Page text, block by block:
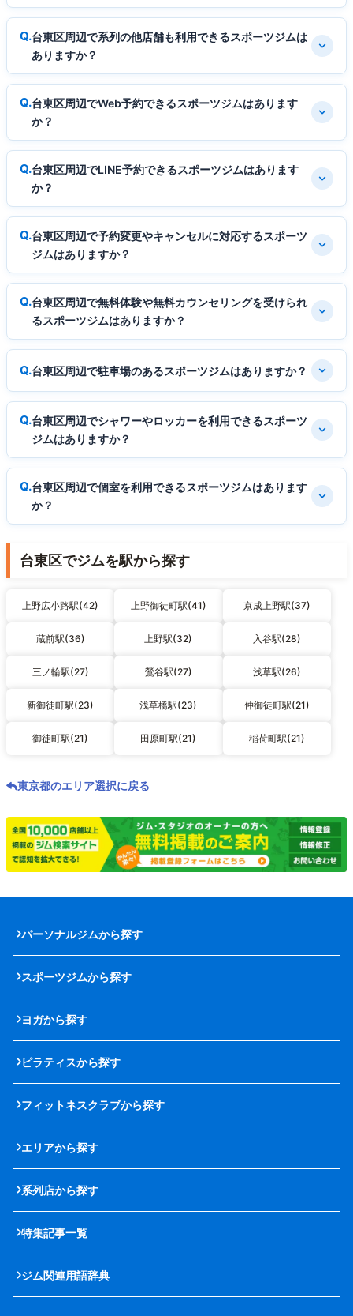
台東区周辺で系列の他店舗も利用できるスポーツジムは
ありますか？
台東区周辺でWeb予約できるスポーツジムはあります
か？
台東区周辺でLINE予約できるスポーツジムはあります
か？
台東区周辺で予約変更やキャンセルに対応するスポーツ
ジムはありますか？
台東区周辺で無料体験や無料カウンセリングを受けられ
るスポーツジムはありますか？
台東区周辺で駐車場のあるスポーツジムはありますか？
台東区周辺でシャワーやロッカーを利用できるスポーツ
ジムはありますか？
台東区周辺で個室を利用できるスポーツジムはあります
か？
台東区でジムを駅から探す
上野広小路駅(42) 上野御徒町駅(41) 京成上野駅(37)
蔵前駅(36) 上野駅(32) 入谷駅(28)
三ノ輪駅(27) 鶯谷駅(27) 浅草駅(26)
新御徒町駅(23) 浅草橋駅(23) 仲御徒町駅(21)
御徒町駅(21) 田原町駅(21) 稲荷町駅(21)
東京都のエリア選択に戻る
パーソナルジムから探す
スポーツジムから探す
ヨガから探す
ピラティスから探す
フィットネスクラブから探す
エリアから探す
系列店から探す
特集記事一覧
ジム関連用語辞典